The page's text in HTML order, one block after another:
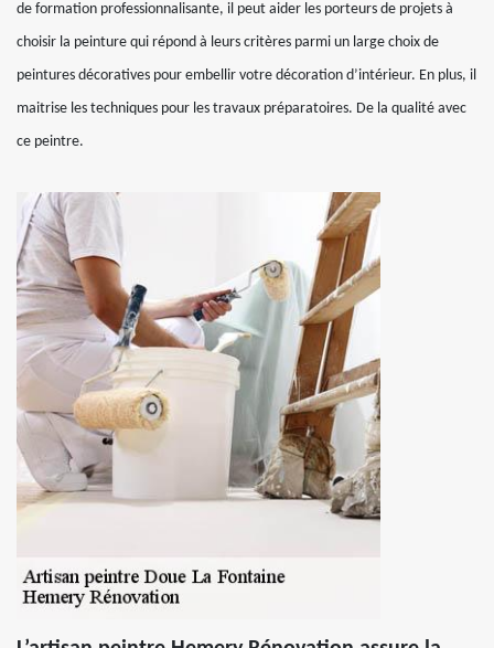
de formation professionnalisante, il peut aider les porteurs de projets à
choisir la peinture qui répond à leurs critères parmi un large choix de
peintures décoratives pour embellir votre décoration d’intérieur. En plus, il
maitrise les techniques pour les travaux préparatoires. De la qualité avec
ce peintre.